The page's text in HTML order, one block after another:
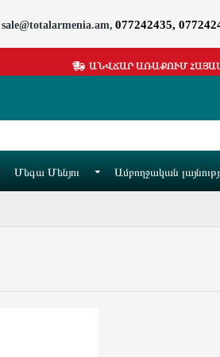
sale@totalarmenia.am, 077242435,
ԱՆՎՃԱՐ ԱՌԱՔՈՒՄ
Մեգա Մենյու Ամբողջական